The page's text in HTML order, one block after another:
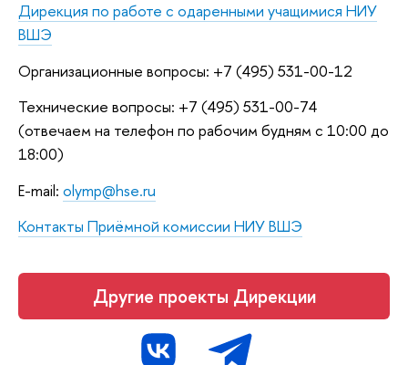
Дирекция по работе с одаренными учащимися НИУ
ВШЭ
Организационные вопросы: +7 (495) 531-00-12
Технические вопросы: +7 (495) 531-00-74
(отвечаем на телефон по рабочим будням с 10:00 до
18:00)
E-mail: olymp@hse.ru
Контакты Приёмной комиссии НИУ ВШЭ
Другие проекты Дирекции